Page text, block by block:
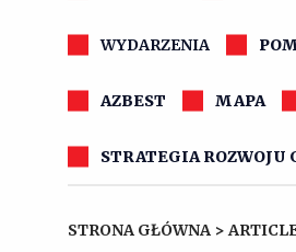
WYDARZENIA
AZBEST MAPA
STRATEGIA ROZWOJU
STRONA GŁÓWNA >